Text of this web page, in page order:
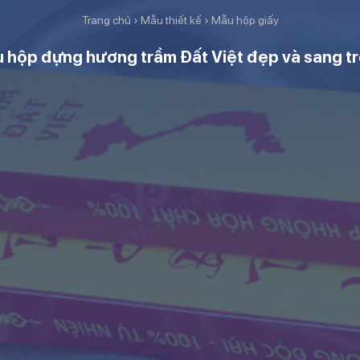
Trang chủ › Mẫu thiết kế› Mẫu hộp giấy
hộp đựng hương trầm Đất Việt đẹp và sang